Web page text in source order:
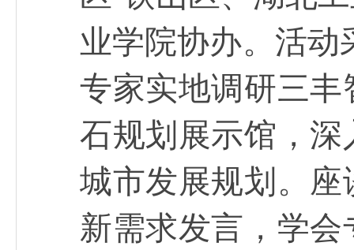
业学院协办。活动
专家实地调研三
石规划展示馆，
城市发展规划。
新需求发言，学